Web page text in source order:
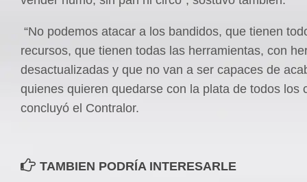
“No podemos atacar a los bandidos, que tienen
recursos, que tienen todas las herramientas, con
desactualizadas y que no van a ser capaces de
quienes quieren quedarse con la plata de todos los
concluyó el Contralor.
TAMBIEN PODRÍA INTERESARLE